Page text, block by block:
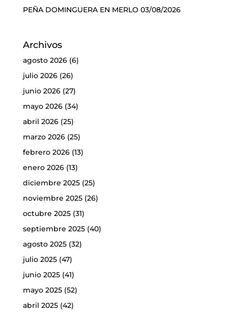
PEÑA DOMINGUERA EN MERLO 03/08/2026
Archivos
agosto 2026(6)
julio 2026(26)
junio 2026(27)
mayo 2026(34)
abril 2026(25)
marzo 2026(25)
febrero 2026(13)
enero 2026(13)
diciembre 2025(25)
noviembre 2025(26)
octubre 2025(31)
septiembre 2025(40)
agosto 2025(32)
julio 2025(47)
junio 2025(41)
mayo 2025(52)
abril 2025(42)